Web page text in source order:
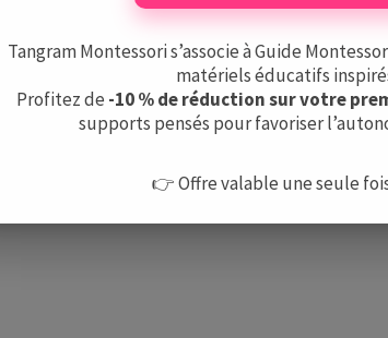
Tangram Montessori s’associe à Guide
matériels éducatifs
Profitez de -10 % de réduction sur votre
supports pensés pour favoriser
👉 Offre valable une seule